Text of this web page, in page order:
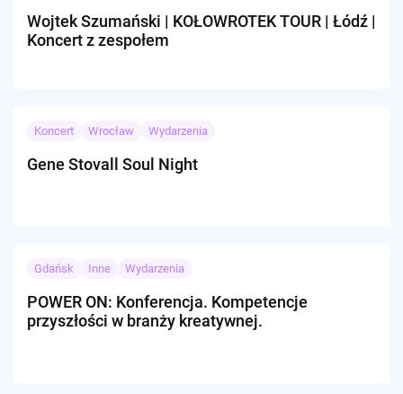
Wojtek Szumański | KOŁOWROTEK TOUR | Łódź |
Koncert z zespołem
Koncert Wrocław Wydarzenia
Gene Stovall Soul Night
Gdańsk Inne Wydarzenia
POWER ON: Konferencja. Kompetencje
przyszłości w branży kreatywnej.